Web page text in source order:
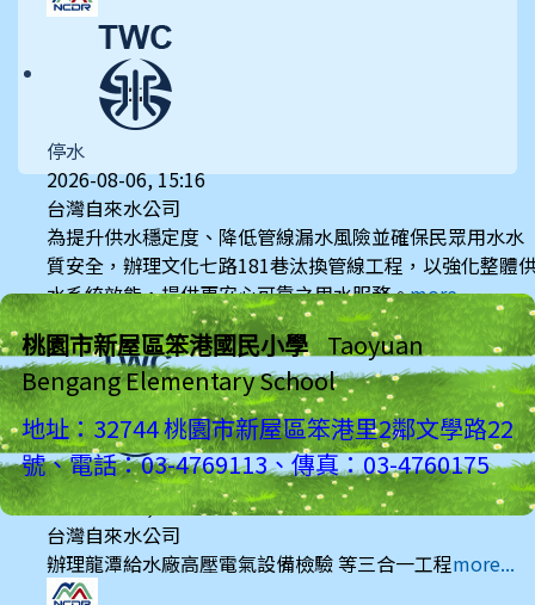
停水
2026-08-06, 15:16
台灣自來水公司
為提升供水穩定度、降低管線漏水風險並確保民眾用水水
質安全，辦理文化七路181巷汰換管線工程，以強化整體
水系統效能，提供更安心可靠之用水服務。more...
停水
2026-08-03, 10:01
台灣自來水公司
辦理龍潭給水廠高壓電氣設備檢驗 等三合一工程more...
桃園市新屋區笨港國民小學 Taoyuan
Bengang Elementary School
地址：32744 桃園市新屋區笨港里2鄰文學路22
號、電話：03-4769113、傳真：03-4760175